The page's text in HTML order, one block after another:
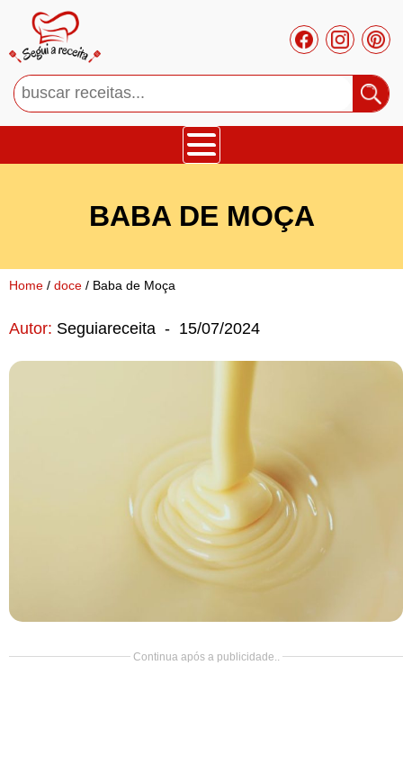
Mousses
Cupcakes
BABA DE MOÇA
Home / doce / Baba de Moça
Autor: Seguiareceita - 15/07/2024
Continua após a publicidade..